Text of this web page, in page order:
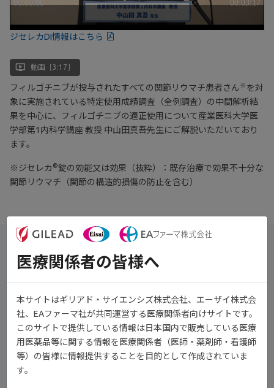
ジセレカDI情報はこちら
ondemand_video 動画［3:17］
フィルゴチニブが投与されたすべての関節リウマチ患者さん※ を対
象に実施されている特定使用成績調査（全例調査）の中間解析結
果を中心に、フィルゴチニブの適正使用について産業医科大学医
学部第1内科学講座 教授 中山田真吾先生にご解説いただいており
ます。
※ジセレカ ®錠の効能又は効果（抜粋）：既存治療で効果不十分な
関節リウマチ（関節の構造的損傷の防止を含む）
現在フィルゴチニブが投与されたすべての関節リウマチ患者さん
1）
医療関係者の皆様へ
本サイトはギリアド・サイエンシズ株式会社、エーザイ株式会
社、EAファーマ社が共同運営する医療関係者向けサイトです。
このサイトで提供している情報は日本国内で販売している医療
用医薬品等に関する情報を医療関係者（医師・薬剤師・看護師
等）の皆様に情報提供することを目的として作成されていま
す。